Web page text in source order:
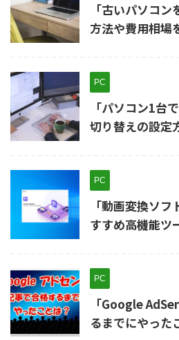
「古いパソコ
方法や費用相場
PC
「パソコン1台
切り替えの設定
PC
「動画変換ソ
すすめ高機能ツ
PC
「Google
るまでにやった